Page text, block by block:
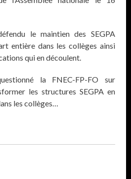
le maintien des SEGPA
entière dans les collèges ainsi
qui en découlent.
la FNEC-FP-FO sur
les structures SEGPA en
les collèges…